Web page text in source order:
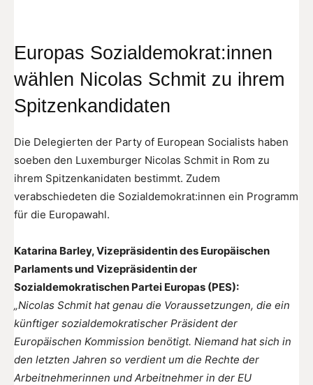
Europas Sozialdemokrat:innen
wählen Nicolas Schmit zu ihrem
Spitzenkandidaten
Die Delegierten der Party of European Socialists haben
soeben den Luxemburger Nicolas Schmit in Rom zu
ihrem Spitzenkanidaten bestimmt. Zudem
verabschiedeten die Sozialdemokrat:innen ein Programm
für die Europawahl.
Katarina Barley, Vizepräsidentin des Europäischen
Parlaments und Vizepräsidentin der
Sozialdemokratischen Partei Europas (PES):
„Nicolas Schmit hat genau die Voraussetzungen, die ein
künftiger sozialdemokratischer Präsident der
Europäischen Kommission benötigt. Niemand hat sich in
den letzten Jahren so verdient um die Rechte der
Arbeitnehmerinnen und Arbeitnehmer in der EU